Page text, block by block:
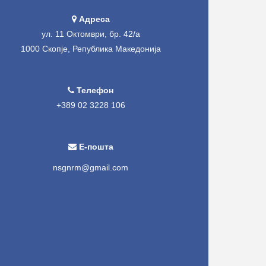
Адреса
ул. 11 Октомври, бр. 42/а
1000 Скопје, Република Македонија
Телефон
+389 02 3228 106
Е-пошта
nsgnrm@gmail.com